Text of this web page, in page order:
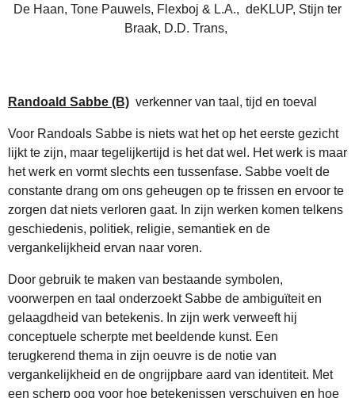
De Haan, Tone Pauwels, Flexboj & L.A., deKLUP, Stijn ter
Braak, D.D. Trans,
Randoald Sabbe (B) verkenner van taal, tijd en toeval
Voor Randoals Sabbe is niets wat het op het eerste gezicht
lijkt te zijn, maar tegelijkertijd is het dat wel. Het werk is maar
het werk en vormt slechts een tussenfase. Sabbe voelt de
constante drang om ons geheugen op te frissen en ervoor te
zorgen dat niets verloren gaat. In zijn werken komen telkens
geschiedenis, politiek, religie, semantiek en de
vergankelijkheid ervan naar voren.
Door gebruik te maken van bestaande symbolen,
voorwerpen en taal onderzoekt Sabbe de ambiguïteit en
gelaagdheid van betekenis. In zijn werk verweeft hij
conceptuele scherpte met beeldende kunst. Een
terugkerend thema in zijn oeuvre is de notie van
vergankelijkheid en de ongrijpbare aard van identiteit. Met
een scherp oog voor hoe betekenissen verschuiven en hoe